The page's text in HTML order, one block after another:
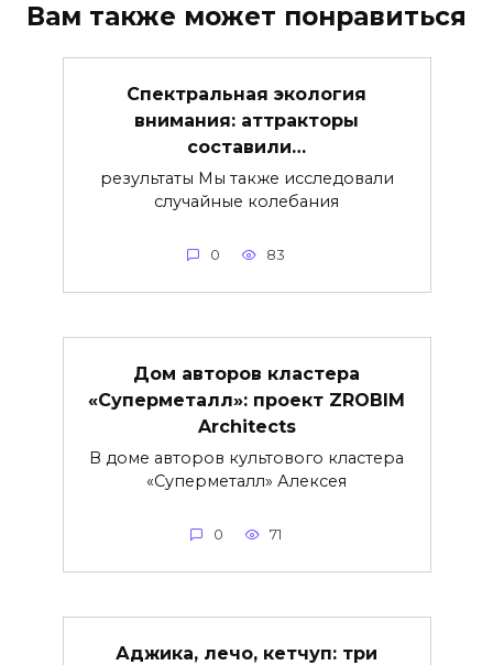
Вам также может понравиться
Спектральная экология
внимания: аттракторы
составили…
результаты Мы также исследовали
случайные колебания
0 83
Дом авторов кластера
«Суперметалл»: проект ZROBIM
Architects
В доме авторов культового кластера
«Суперметалл» Алексея
0 71
Аджика, лечо, кетчуп: три